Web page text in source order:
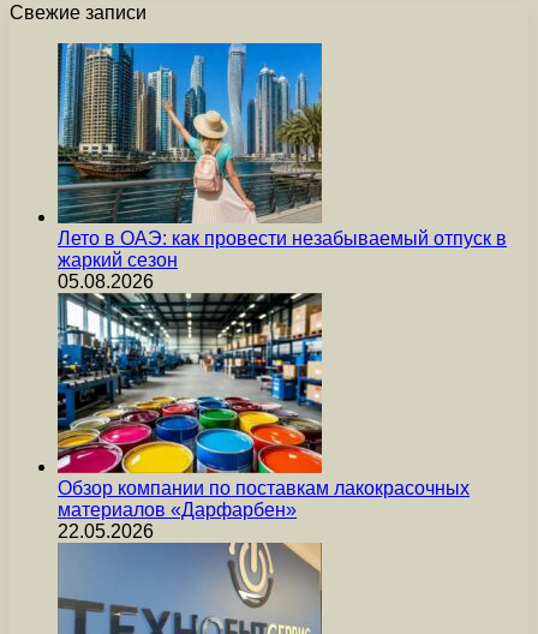
Свежие записи
Лето в ОАЭ: как провести незабываемый отпуск в
жаркий сезон
05.08.2026
Обзор компании по поставкам лакокрасочных
материалов «Дарфарбен»
22.05.2026